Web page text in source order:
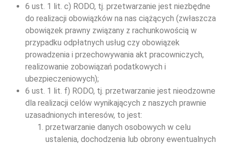
6 ust. 1 lit. c) RODO, tj. przetwarzanie jest niezbędne
do realizacji obowiązków na nas ciążących (zwłaszcza
obowiązek prawny związany z rachunkowością w
przypadku odpłatnych usług czy obowiązek
prowadzenia i przechowywania akt pracowniczych,
realizowanie zobowiązań podatkowych i
ubezpieczeniowych);
6 ust. 1 lit. f) RODO, tj. przetwarzanie jest nieodzowne
dla realizacji celów wynikających z naszych prawnie
uzasadnionych interesów, to jest:
przetwarzanie danych osobowych w celu
ustalenia, dochodzenia lub obrony ewentualnych